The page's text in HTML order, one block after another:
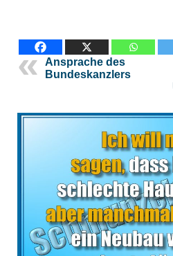
Ansprache des
Bundeskanzlers